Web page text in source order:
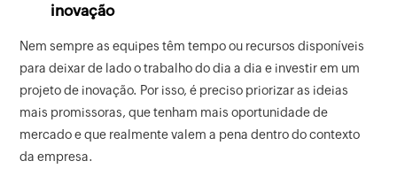
inovação
Nem sempre as equipes têm tempo ou recursos disponíveis
para deixar de lado o trabalho do dia a dia e investir em um
projeto de inovação. Por isso, é preciso priorizar as ideias
mais promissoras, que tenham mais oportunidade de
mercado e que realmente valem a pena dentro do contexto
da empresa.